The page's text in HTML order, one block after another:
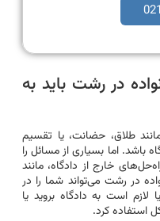
در رشت باید به
طلاق، حضانت، یا تقسیم
باشد. اما بسیاری از مسائل را
خارج از دادگاه، مانند
در رشت می‌تواند شما را در
لازم است به دادگاه بروید یا
استفاده کرد.